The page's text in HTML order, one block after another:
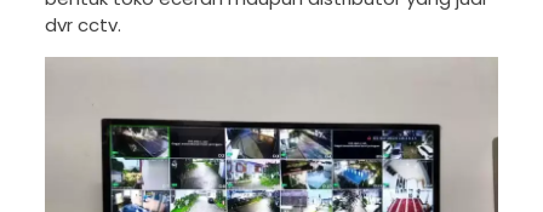
dvr cctv.